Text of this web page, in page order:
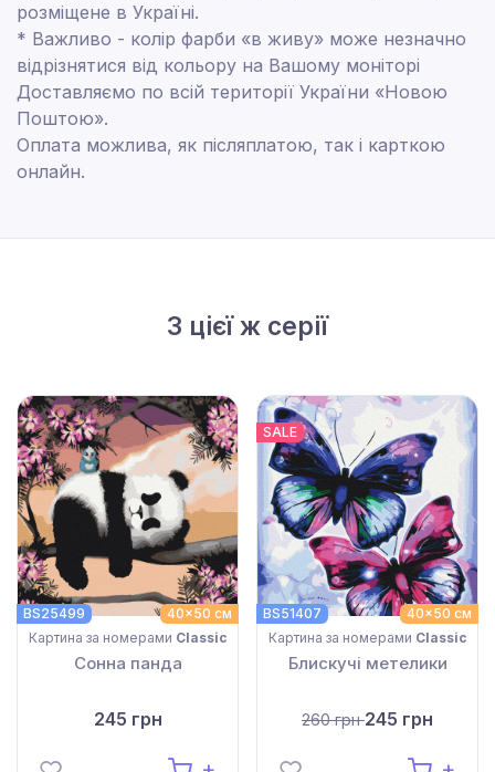
розміщене в Україні.
* Важливо - колір фарби «в живу» може незначно
відрізнятися від кольору на Вашому моніторі
Доставляємо по всій території України «Новою
Поштою».
Оплата можлива, як післяплатою, так і карткою
онлайн.
З цієї ж серії
40x50 см
BS25499
Картина за номерами Classic
Сонна панда
245 грн
SALE
40x50 см
BS51407
Картина за номерами Classic
Блискучі метелики
260 грн245 грн